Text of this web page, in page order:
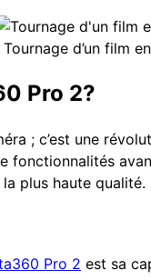
Tournage d’un film
Pro 2?
; c’est une
fonctionnalités
plus haute qualité.
Pro 2 est sa